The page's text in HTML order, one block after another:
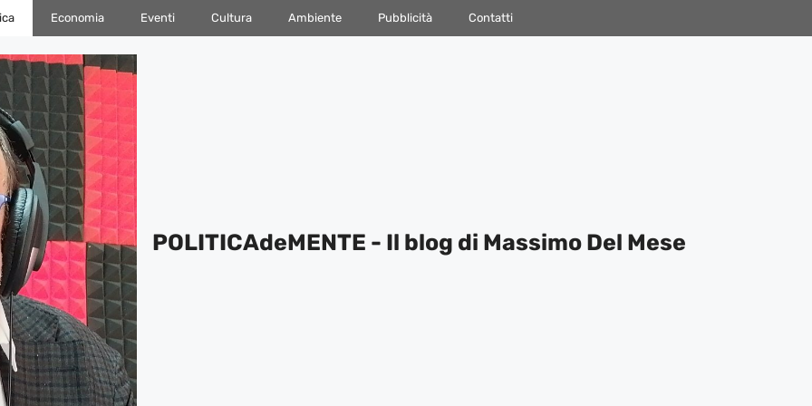
Economia Eventi Cultura Ambiente Pubblicità Contatti
POLITICAdeMENTE - Il blog di Massimo Del Mese